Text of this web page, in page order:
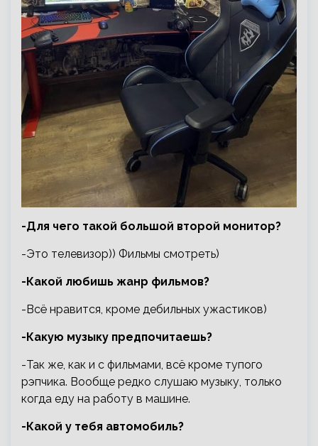
-Для чего такой большой второй монитор?
-Это телевизор)) Фильмы смотреть)
-Какой любишь жанр фильмов?
-Всё нравится, кроме дебильных ужастиков)
-Какую музыку предпочитаешь?
-Так же, как и с фильмами, всё кроме тупого
рэпчика. Вообще редко слушаю музыку, только
когда еду на работу в машине.
-Какой у тебя автомобиль?